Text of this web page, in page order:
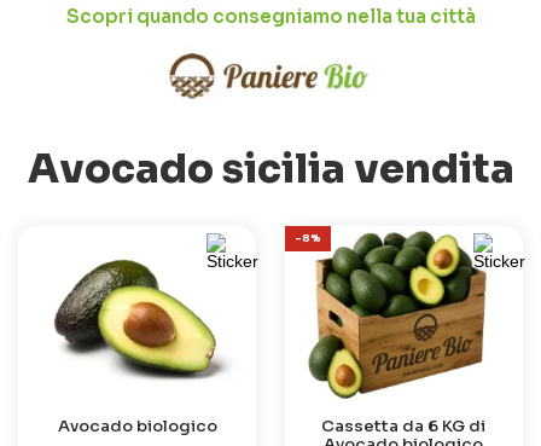
Scopri quando consegniamo nella tua città
Avocado sicilia vendita
Avocado biologico
-8%
Cassetta da 6 KG di